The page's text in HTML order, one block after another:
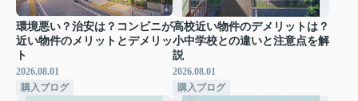
環境悪い？治安は？コンビニが
近い物件のメリットとデメリッ
ト
2026.08.01
購入ブログ
高校近い物件のデメリットは？
小中学校との違いと注意点を解
説
2026.08.01
購入ブログ